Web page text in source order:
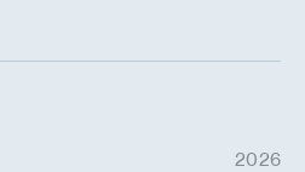
2026